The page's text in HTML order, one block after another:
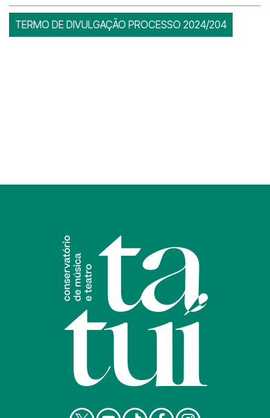
TERMO DE DIVULGAÇÃO PROCESSO 2024/204